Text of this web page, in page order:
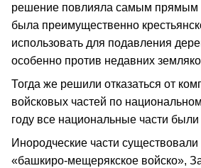
решение повлияла самым прямым
была преимущественно
использовать для подавления
особенно против недавних
Тогда же решили отказаться от
войсковых частей по
году все национальные части
Инородческие части
«башкиро-мещерякское войско»,